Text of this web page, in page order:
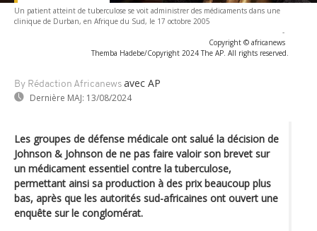
Un patient atteint de tuberculose se voit administrer des médicaments dans une
clinique de Durban, en Afrique du Sud, le 17 octobre 2005
-
Copyright © africanews
Themba Hadebe/Copyright 2024 The AP. All rights reserved.
By Rédaction Africanews avec AP
Dernière MAJ: 13/08/2024
Les groupes de défense médicale ont salué la décision de
Johnson & Johnson de ne pas faire valoir son brevet sur
un médicament essentiel contre la tuberculose,
permettant ainsi sa production à des prix beaucoup plus
bas, après que les autorités sud-africaines ont ouvert une
enquête sur le conglomérat.